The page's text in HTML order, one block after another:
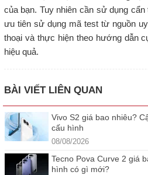
của bạn. Tuy nhiên cần sử dụng
ưu tiên sử dụng mã test từ nguồn
thoại và thực hiện theo hướng dẫn
hiệu quả.
BÀI VIẾT LIÊN QUAN
Vivo S2 giá bao nhiêu?
cấu hình
08/08/2026
Tecno Pova Curve 2 giá
hình có gì mới?